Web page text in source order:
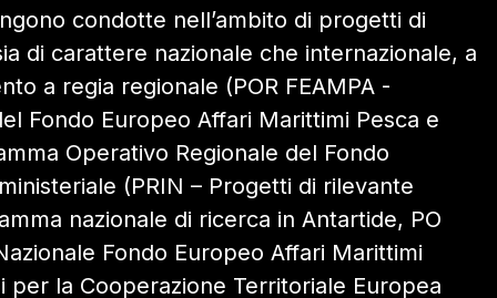
condotte nell’ambito di progetti di
di carattere nazionale che internazionale, a
a regia regionale (POR FEAMPA -
Fondo Europeo Affari Marittimi Pesca e
Operativo Regionale del Fondo
(PRIN – Progetti di rilevante
nazionale di ricerca in Antartide, PO
Fondo Europeo Affari Marittimi
la Cooperazione Territoriale Europea